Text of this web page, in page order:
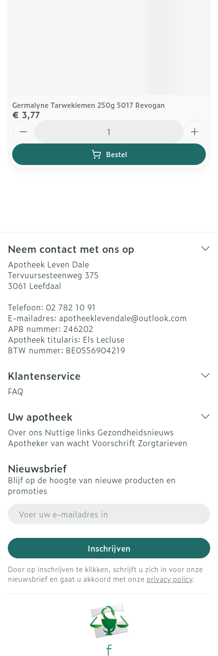
Germalyne Tarwekiemen 250g 5017 Revogan
€ 3,77
Bestel
Neem contact met ons op
Apotheek Leven Dale
Tervuursesteenweg 375
3061 Leefdaal
Telefoon: 02 782 10 91
E-mailadres: apotheeklevendale@outlook.com
APB nummer: 246202
Apotheek titularis: Els Lecluse
BTW nummer: BE0556904219
Klantenservice
FAQ
Uw apotheek
Over ons Nuttige links Gezondheidsnieuws
Apotheker van wacht Voorschrift Zorgtarieven
Nieuwsbrief
Blijf op de hoogte van nieuwe producten en
promoties
Inschrijven
Door op inschrijven te klikken, schrijft u zich in voor onze
nieuwsbrief en gaat u akkoord met onze privacy policy.